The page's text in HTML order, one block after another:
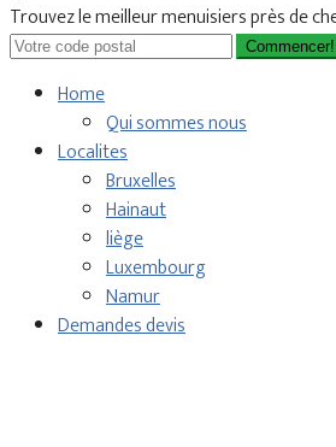
Trouvez le meilleur menuisiers près de
Commencer!
Home
Qui sommes nous
Localites
Bruxelles
Hainaut
liège
Luxembourg
Namur
Demandes devis